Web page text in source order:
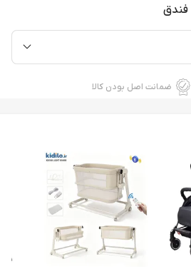
فندق
ضمانت اصل بودن کالا